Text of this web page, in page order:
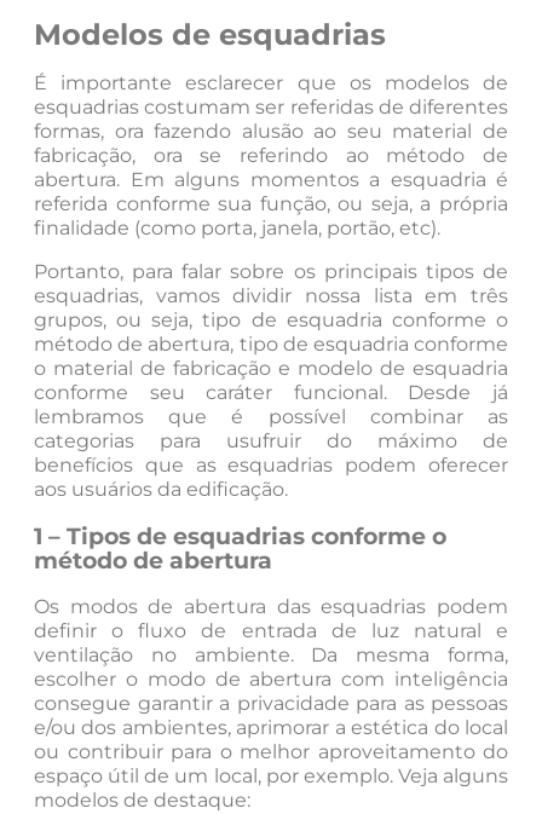
Modelos de esquadrias
É importante esclarecer que os modelos de
esquadrias costumam ser referidas de diferentes
formas, ora fazendo alusão ao seu material de
fabricação, ora se referindo ao método de
abertura. Em alguns momentos a esquadria é
referida conforme sua função, ou seja, a própria
finalidade (como porta, janela, portão, etc).
Portanto, para falar sobre os principais tipos de
esquadrias, vamos dividir nossa lista em três
grupos, ou seja, tipo de esquadria conforme o
método de abertura, tipo de esquadria conforme
o material de fabricação e modelo de esquadria
conforme seu caráter funcional. Desde já
lembramos que é possível combinar as
categorias para usufruir do máximo de
benefícios que as esquadrias podem oferecer
aos usuários da edificação.
1 – Tipos de esquadrias conforme o
método de abertura
Os modos de abertura das esquadrias podem
definir o fluxo de entrada de luz natural e
ventilação no ambiente. Da mesma forma,
escolher o modo de abertura com inteligência
consegue garantir a privacidade para as pessoas
e/ou dos ambientes, aprimorar a estética do local
ou contribuir para o melhor aproveitamento do
espaço útil de um local, por exemplo. Veja alguns
modelos de destaque: